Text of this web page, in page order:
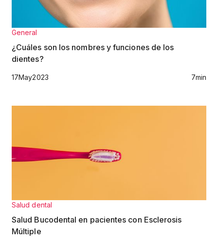
General
¿Cuáles son los nombres y funciones de los
dientes?
17May2023 7min
Salud dental
Salud Bucodental en pacientes con Esclerosis
Múltiple